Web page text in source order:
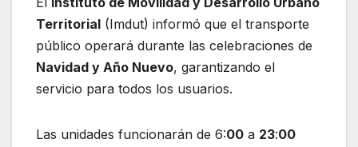
Territorial (Imdut) informó que el transporte
público operará durante las celebraciones de
Navidad y Año Nuevo, garantizando el
servicio para todos los usuarios.
Las unidades funcionarán de 6:00 a 23:00